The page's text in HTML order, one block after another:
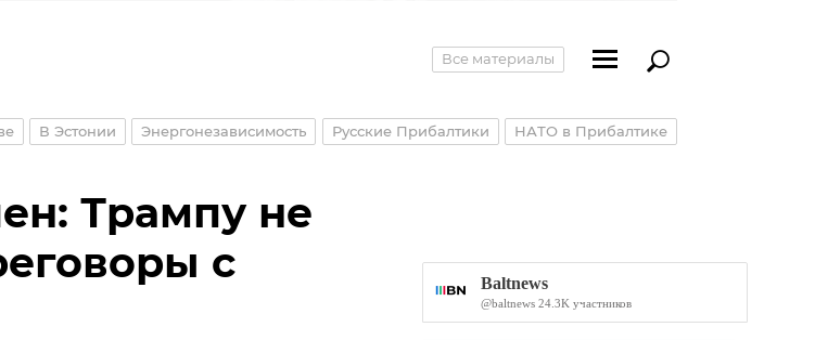
Все материалы
В Эстонии Энергонезависимость Русские Прибалтики НАТО в Прибалтике
Трампу не
с